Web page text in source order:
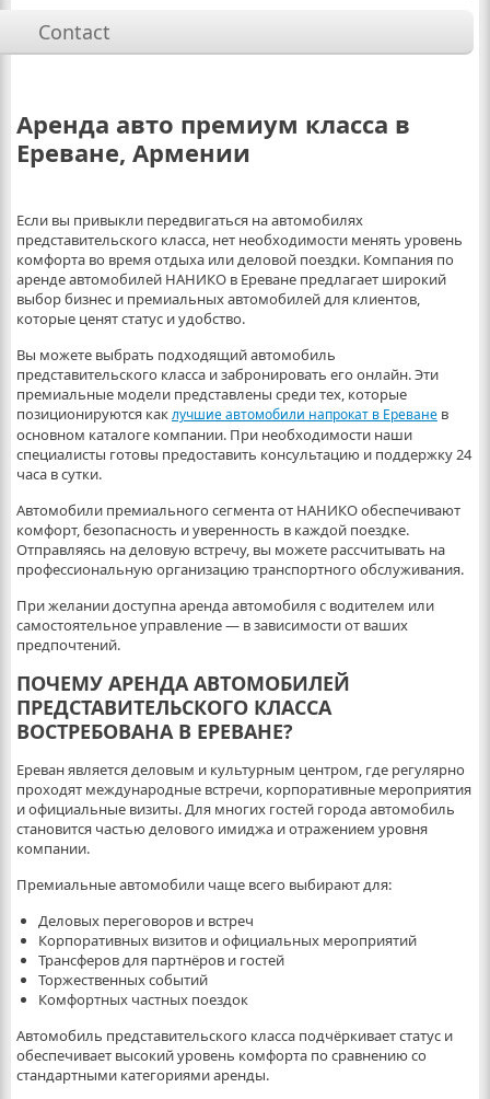
Contact
Аренда авто премиум класса в
Ереване, Армении
Если вы привыкли передвигаться на автомобилях
представительского класса, нет необходимости менять уровень
комфорта во время отдыха или деловой поездки. Компания по
аренде автомобилей НАНИКО в Ереване предлагает широкий
выбор бизнес и премиальных автомобилей для клиентов,
которые ценят статус и удобство.
Вы можете выбрать подходящий автомобиль
представительского класса и забронировать его онлайн. Эти
премиальные модели представлены среди тех, которые
позиционируются каклучшие автомобили напрокат в Ереванев
основном каталоге компании. При необходимости наши
специалисты готовы предоставить консультацию и поддержку 24
часа в сутки.
Автомобили премиального сегмента от НАНИКО обеспечивают
комфорт, безопасность и уверенность в каждой поездке.
Отправляясь на деловую встречу, вы можете рассчитывать на
профессиональную организацию транспортного обслуживания.
При желании доступна аренда автомобиля с водителем или
самостоятельное управление — в зависимости от ваших
предпочтений.
ПОЧЕМУ АРЕНДА АВТОМОБИЛЕЙ
ПРЕДСТАВИТЕЛЬСКОГО КЛАССА
ВОСТРЕБОВАНА В ЕРЕВАНЕ?
Ереван является деловым и культурным центром, где регулярно
проходят международные встречи, корпоративные мероприятия
и официальные визиты. Для многих гостей города автомобиль
становится частью делового имиджа и отражением уровня
компании.
Премиальные автомобили чаще всего выбирают для:
Деловых переговоров и встреч
Корпоративных визитов и официальных мероприятий
Трансферов для партнёров и гостей
Торжественных событий
Комфортных частных поездок
Автомобиль представительского класса подчёркивает статус и
обеспечивает высокий уровень комфорта по сравнению со
стандартными категориями аренды.